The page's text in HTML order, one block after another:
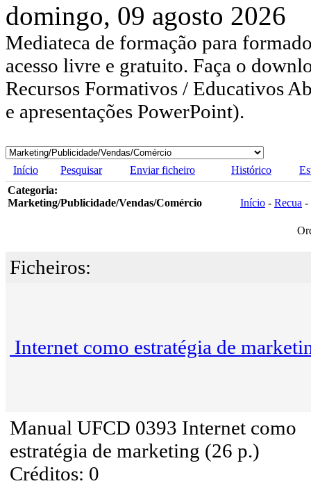
domingo, 09 agosto 2026
Mediateca de formação para
acesso livre e gratuito. Faça o
Recursos Formativos / Educativos
e apresentações PowerPoint).
Início Pesquisar Enviar ficheiro Histórico
Categoria:
Marketing/Publicidade/Vendas/Comércio
Início - Recua -
Ficheiros:
Internet como estratégia de
Manual UFCD 0393 Internet como
estratégia de marketing (26 p.)
Créditos: 0